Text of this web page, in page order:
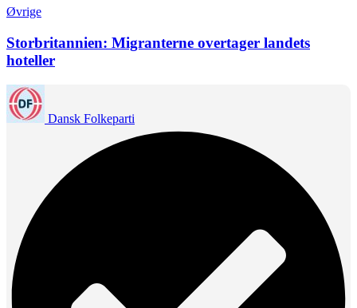
Øvrige
Storbritannien: Migranterne overtager landets
hoteller
Dansk Folkeparti